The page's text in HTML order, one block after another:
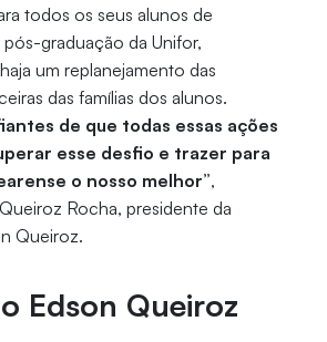
todos os seus alunos de
graduação da Unifor,
um replanejamento das
das famílias dos alunos.
de que todas essas ações
esse desfio e trazer para
o nosso melhor”,
Rocha, presidente da
Queiroz.
Edson Queiroz